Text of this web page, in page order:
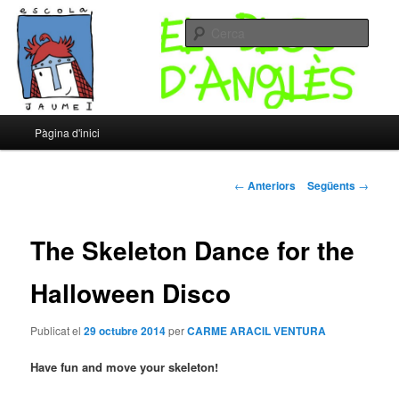
Escola Jaume I – Bloc d'Anglès
Un altre bloc d’XTECBlocs
principal
Aneu
principal
Pàgina d'inici
Navegació
← Anteriors Següents →
The Skeleton Dance for the
Halloween Disco
Publicat el29 octubre 2014perCARME ARACIL VENTURA
Have fun and move your skeleton!